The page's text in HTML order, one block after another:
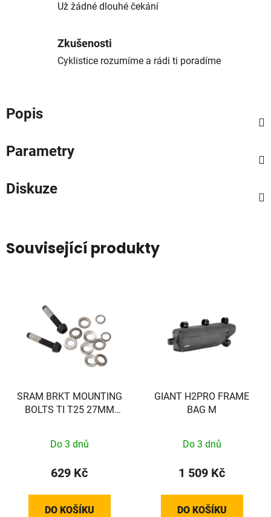
Už žádné dlouhé čekání
Zkušenosti
Cyklistice rozumíme a rádi ti poradíme
Popis
Parametry
Diskuze
Související produkty
SRAM BRKT MOUNTING
BOLTS TI T25 27MM
Do 3 dnů
629 Kč
DO KOŠÍKU
GIANT H2PRO FRAME
BAG M
Do 3 dnů
1 509 Kč
DO KOŠÍKU